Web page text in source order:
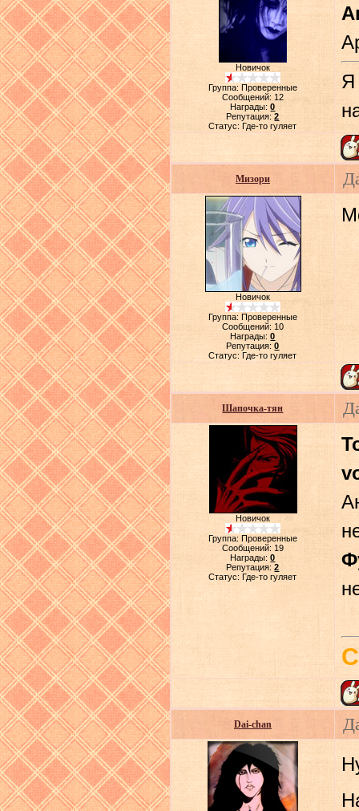
Новичок
Группа: Проверенные
Сообщений: 12
Награды:0
Репутация:2
Статус:Где-то гуляет
Я
Мизори
Новичок
Группа: Проверенные
Сообщений: 10
Награды:0
Репутация:0
Статус:Где-то гуляет
Шапочка-тян
Новичок
Группа: Проверенные
Сообщений: 19
Награды:0
Репутация:2
Статус: Где-то гуляет
Dai-chan